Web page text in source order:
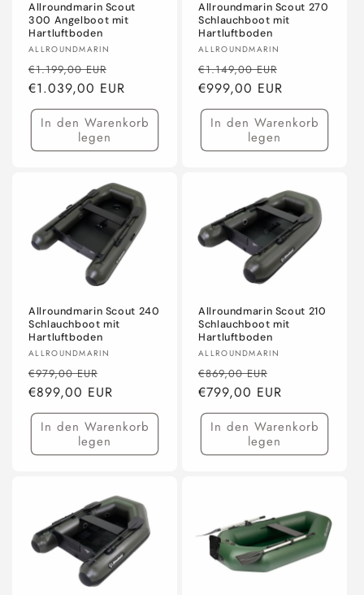
Allroundmarin Scout
300 Angelboot mit
Hartluftboden
Anbieter:
ALLROUNDMARIN
Normaler
Preis
€1.199,00 EUR
€1.039,00 EUR
In den Warenkorb
legen
Allroundmarin Scout 270
Schlauchboot mit
Hartluftboden
Anbieter:
ALLROUNDMARIN
Normaler
Preis
€1.149,00 EUR
€999,00 EUR
In den Warenkorb
legen
Allroundmarin Scout 240
Schlauchboot mit
Hartluftboden
Anbieter:
ALLROUNDMARIN
Normaler
Preis
€979,00 EUR
€899,00 EUR
In den Warenkorb
legen
Allroundmarin Scout 210
Schlauchboot mit
Hartluftboden
Anbieter:
ALLROUNDMARIN
Normaler
Preis
€869,00 EUR
€799,00 EUR
In den Warenkorb
legen